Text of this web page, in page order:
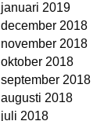
januari 2019
december 2018
november 2018
oktober 2018
september 2018
augusti 2018
juli 2018